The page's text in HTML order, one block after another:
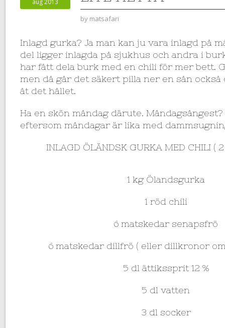
by matsafari
Inlagd gurka? Ja man kan ju vara inlagd på
del ligger inlagda på sjukhus och andra i
har fått dela burk med en chili för mer bett.
men då går det säkert pilla ner en sån också
åt det hållet.
Ha en skön måndag därute.
eftersom måndagar är lika med
INLAGD ÖLÄNDSK GURKA MED CHILI (
1 kg Ölandsgurka
1 röd chili
6 matskedar senapsfrö
6 matskedar dillfrö ( eller dillkronor
5 dl ättikssprit 12 %
5 dl vatten
3 dl socker